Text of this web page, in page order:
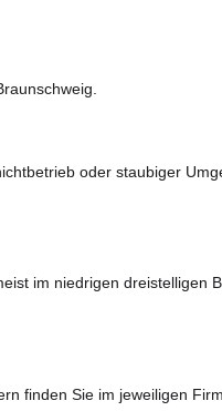
oder staubiger
im niedrigen dreistelligen
finden Sie im jeweiligen